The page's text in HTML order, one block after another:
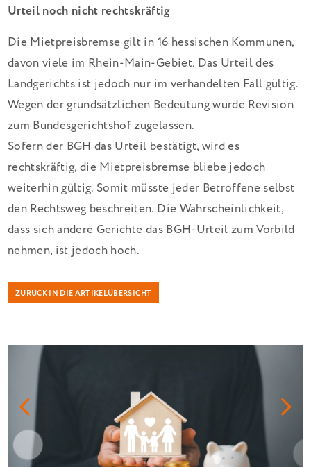
Urteil noch nicht rechtskräftig
Die Mietpreisbremse gilt in 16 hessischen Kommunen,
davon viele im Rhein-Main-Gebiet. Das Urteil des
Landgerichts ist jedoch nur im verhandelten Fall gültig.
Wegen der grundsätzlichen Bedeutung wurde Revision
zum Bundesgerichtshof zugelassen.
Sofern der BGH das Urteil bestätigt, wird es
rechtskräftig, die Mietpreisbremse bliebe jedoch
weiterhin gültig. Somit müsste jeder Betroffene selbst
den Rechtsweg beschreiten. Die Wahrscheinlichkeit,
dass sich andere Gerichte das BGH-Urteil zum Vorbild
nehmen, ist jedoch hoch.
ZURÜCK IN DIE ARTIKELÜBERSICHT